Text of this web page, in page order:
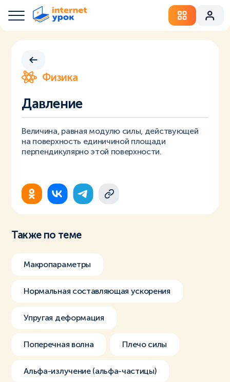
Физика
Давление
Величина, равная модулю силы, действующей
на поверхность единичиной площади
перпендикулярно этой поверхности.
Также по теме
Макропараметры
Нормальная составляющая ускорения
Упругая деформация
Поперечная волна Плечо силы
Альфа-излучение (альфа-частицы)